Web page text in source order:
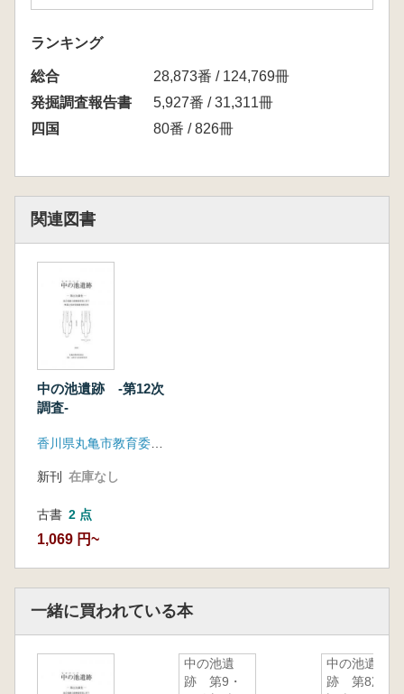
ランキング
総合
28,873番 / 124,769冊
発掘調査報告書
5,927番 / 31,311冊
四国
80番 / 826冊
関連図書
中の池遺跡 -第12次
調査-
香川県丸亀市教育委員会 元興寺文化財研究所
新刊 在庫なし
古書 2 点
1,069 円~
一緒に買われている本
中の池遺
跡 第9・
中の池遺
跡 第8次